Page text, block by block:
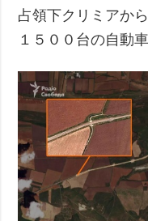
占領下クリミアか
１５００台の自動